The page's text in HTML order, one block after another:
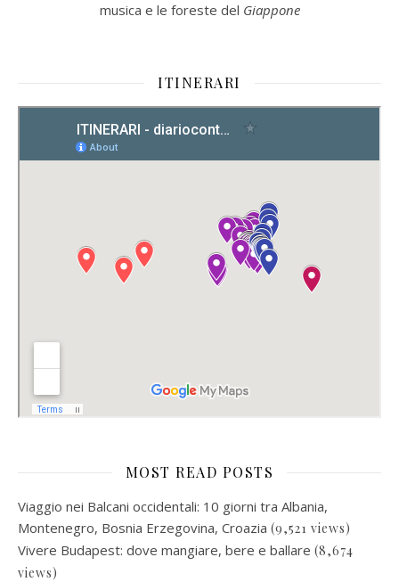
musica e le foreste del Giappone
ITINERARI
MOST READ POSTS
Viaggio nei Balcani occidentali: 10 giorni tra Albania,
Montenegro, Bosnia Erzegovina, Croazia (9,521 views)
Vivere Budapest: dove mangiare, bere e ballare (8,674
views)